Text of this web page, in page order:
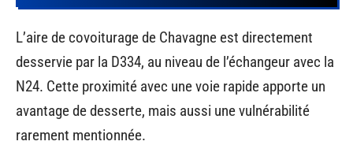
L’aire de covoiturage de Chavagne est directement
desservie par la D334, au niveau de l’échangeur avec la
N24. Cette proximité avec une voie rapide apporte un
avantage de desserte, mais aussi une vulnérabilité
rarement mentionnée.